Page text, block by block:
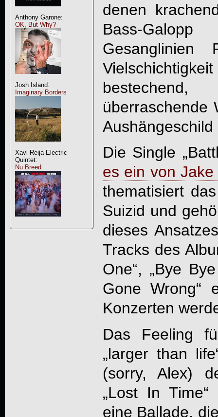
Anthony Garone:
OK, But Why?
Josh Island:
Imaginary Borders
Xavi Reija Electric
Quintet:
Nu Breed
denen
Bass-
Gesanglinien
überraschende
Aushängeschild
Die Single
es ein von
thematisiert
Suizid und
dieses
Tracks des
One“, „Bye
Gone Wrong“
Konzerten
Das Feeling
„larger than
(sorry, Alex)
„Lost In
eine Ballade,